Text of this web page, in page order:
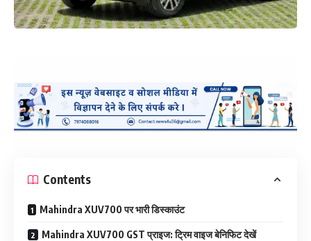
Contents
Mahindra XUV700 पर भारी डिस्काउंट
Mahindra XUV700 GST प्राइज: ट्रिम वाइज बेनिफिट देखें